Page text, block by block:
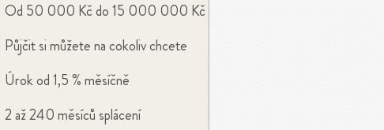
Od 50 000 Kč do 15 000 000 Kč
Půjčit si můžete na cokoliv chcete
Úrok od 1,5 % měsíčně
2 až 240 měsíců splácení